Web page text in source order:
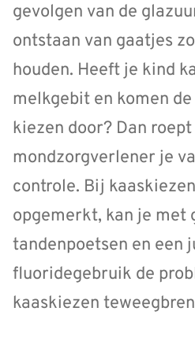
gevolgen van de
ontstaan van gaatjes
houden. Heeft je kind
melkgebit en komen
kiezen door? Dan roept
mondzorgverlener je
controle. Bij
opgemerkt, kan je met
tandenpoetsen en een
fluoridegebruik de
kaaskiezen